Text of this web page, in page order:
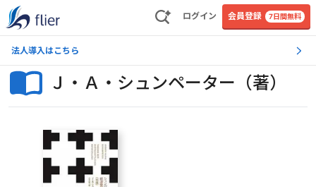
ログイン 会員登録 7日間無料
法人導入はこちら
Ｊ・Ａ・シュンペーター（著）